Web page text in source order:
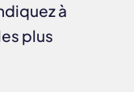
à
plus